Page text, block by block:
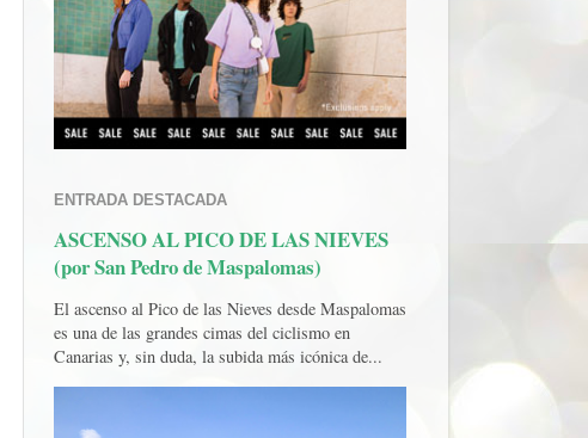
ENTRADA DESTACADA
ASCENSO AL PICO DE LAS NIEVES
(por San Pedro de Maspalomas)
El ascenso al Pico de las Nieves desde Maspalomas
es una de las grandes cimas del ciclismo en
Canarias y, sin duda, la subida más icónica de...